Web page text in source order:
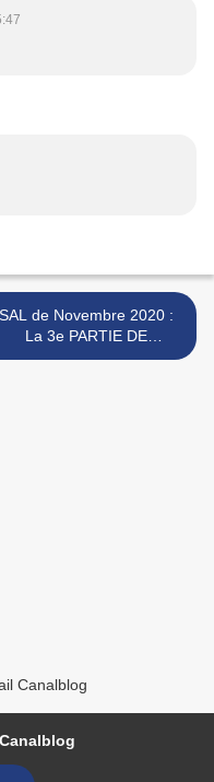
SAL de Novembre 2020 :
La 3e PARTIE DE
DÉVOILÉE ... >
Canalblog